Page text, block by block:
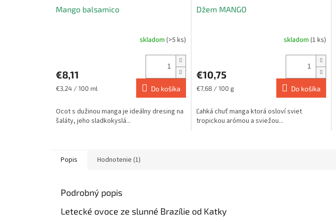
Mango balsamico
je
5,0
z
hviezdičiek.
skladom (>5 ks)
€8,11
Jednotková
€3,24 / 100 ml Do košíka
Ocot s dužinou manga je ideálny dresing na
šaláty, jeho sladkokyslá...
Džem MANGO
skladom (1 ks)
€10,75
Jednotková
€7,68 / 100 g Do košíka
Ľahká chuť manga ktorá osloví sviet
tropickou arómou a sviežou...
Popis Hodnotenie (1)
Podrobný popis
Letecké ovoce ze slunné Brazílie od Katky